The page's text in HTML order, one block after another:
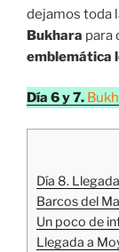
dejamos toda
Bukhara para
emblemática
Día 6 y 7.
Día 8.
Barcos del
Un poco de
Llegada a